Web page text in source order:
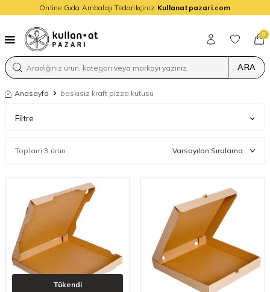
Online Gıda Ambalajı Tedarikçiniz Kullanatpazari.com
ARA
0
Anasayfa baskısız kraft pizza kutusu
Filtre
Toplam 3 ürün.
Tükendi